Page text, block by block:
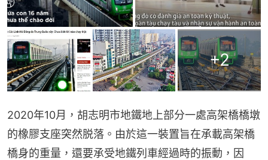
+2
2020年10月，胡志明市地鐵地上部分一處高架橋橋墩
的橡膠支座突然脱落。由於這一裝置旨在承載高架橋
橋身的重量，還要承受地鐵列車經過時的振動，因